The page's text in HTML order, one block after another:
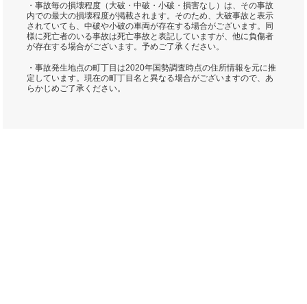
・事故毎の損壊程度（大破・中破・小破・損害なし）は、その事故
内での最大の損壊程度が掲載されます。そのため、大破事故と表示
されていても、中破や小破の車両が存在する場合がございます。同
様に死亡者のいる事故は死亡事故と表記していますが、他に負傷者
が存在する場合がございます。予めご了承ください。
・事故発生地点の町丁目は2020年国勢調査時点の住所情報を元に推
定しています。現在の町丁目名と異なる場合がございますので、あ
らかじめご了承ください。